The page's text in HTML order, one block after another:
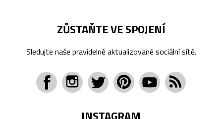
ZŮSTAŇTE VE SPOJENÍ
Sledujte naše pravidelně aktualizované sociální sítě.